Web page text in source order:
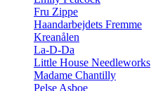
Fru Zippe
Haandarbejdets Fremme
Kreanålen
La-D-Da
Little House Needleworks
Madame Chantilly
Pelse Asboe